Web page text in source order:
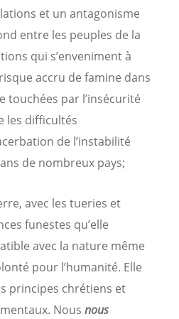
et un antagonisme
entre les peuples de la
qui s’enveniment à
accru de famine dans
touchées par l’insécurité
les difficultés
de l’instabilité
de nombreux pays;
avec les tueries et
funestes qu’elle
avec la nature même
pour l’humanité. Elle
principes chrétiens et
Nous nous